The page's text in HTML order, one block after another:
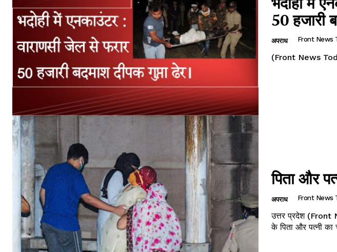
50 हजारी
अपराध Front News
(Front News
पिता और
अपराध Front News
उत्तर प्रदेश (Front
के पिता और पत्नी